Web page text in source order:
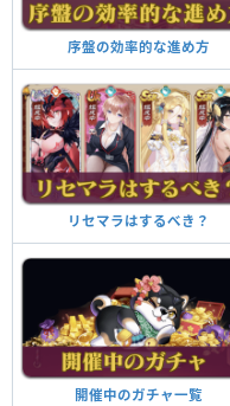
序盤の効率的な進め方
リセマラはするべき？
開催中のガチャ一覧